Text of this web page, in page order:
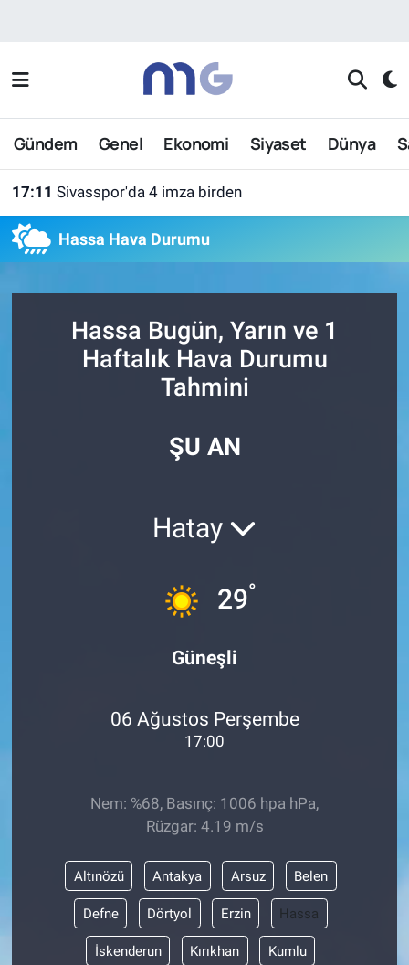
Gündem Genel Ekonomi Siyaset Dünya
17:11 Sivasspor'da 4 imza birden
Hassa Hava Durumu
Hassa Bugün, Yarın ve 1
Haftalık Hava Durumu
Tahmini
ŞU AN
Hatay
29°
Güneşli
06 Ağustos Perşembe
17:00
Nem: %68, Basınç: 1006 hpa hPa,
Rüzgar: 4.19 m/s
Altınözü Antakya Arsuz Belen
Defne Dörtyol Erzin Hassa
İskenderun Kırıkhan Kumlu
Nöbetçi Eczaneler
Hava Durumu
Son Dakika Haberleri